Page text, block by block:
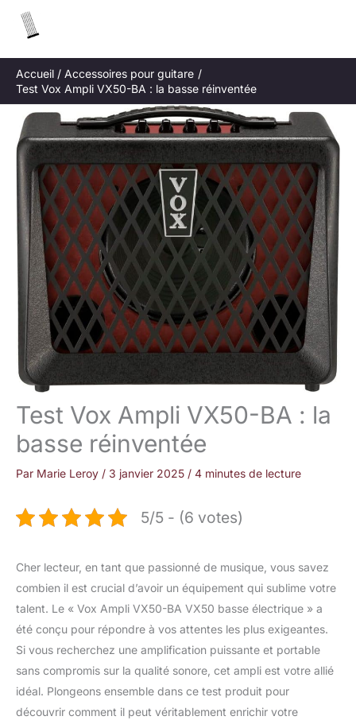
Accueil
Accessoires pour guitare
Test Vox Ampli VX50-BA : la basse réinventée
Test Vox Ampli VX50-BA : la
basse réinventée
Par Marie Leroy / 3 janvier 2025 / 4 minutes de lecture
5/5 - (6 votes)
Cher lecteur, en tant que passionné de musique, vous savez
combien il est crucial d’avoir un équipement qui sublime votre
talent. Le « Vox Ampli VX50-BA VX50 basse électrique » a
été conçu pour répondre à vos attentes les plus exigeantes.
Si vous recherchez une amplification puissante et portable
sans compromis sur la qualité sonore, cet ampli est votre allié
idéal. Plongeons ensemble dans ce test produit pour
découvrir comment il peut véritablement enrichir votre
h
c
r